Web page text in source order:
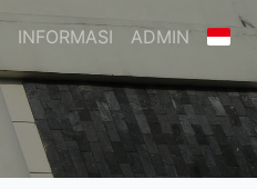
INFORMASI ADMIN